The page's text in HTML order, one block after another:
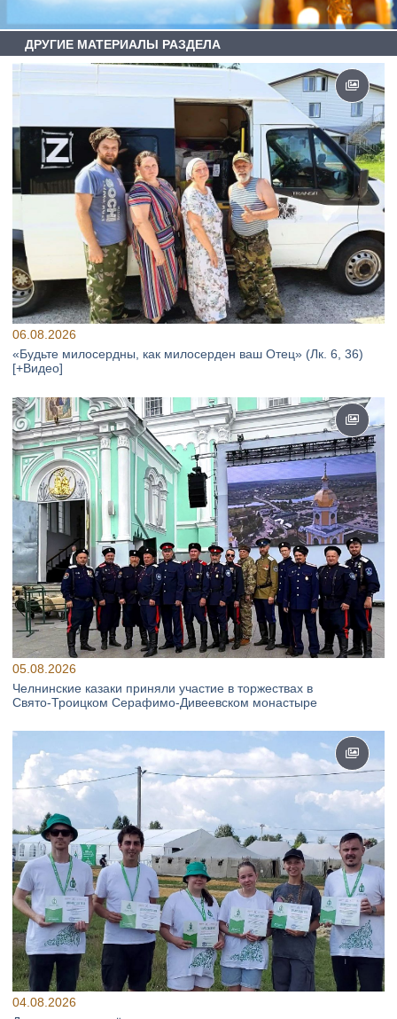
ДРУГИЕ МАТЕРИАЛЫ РАЗДЕЛА
06.08.2026
«Будьте милосердны, как милосерден ваш Отец» (Лк. 6, 36)
[+Видео]
05.08.2026
Челнинские казаки приняли участие в торжествах в
Свято‑Троицком Серафимо‑Дивеевском монастыре
04.08.2026